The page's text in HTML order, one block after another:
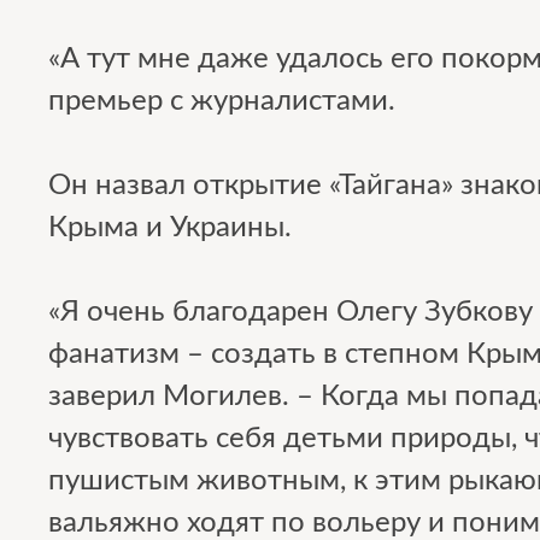
«А тут мне даже удалось его
премьер с журналистами.
Он назвал открытие «Тайгана»
Крыма и Украины.
«Я очень благодарен Олегу Зубкову
фанатизм – создать в степном
заверил Могилев. – Когда мы
чувствовать себя детьми природы,
пушистым животным, к этим
вальяжно ходят по вольеру и